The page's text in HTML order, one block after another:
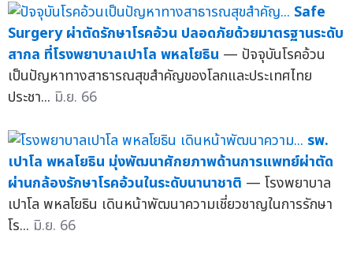
Safe
Surgery ผ่าตัดรักษาโรคอ้วน ปลอดภัยด้วยมาตรฐานระดับ
สากล ที่โรงพยาบาลเปาโล พหลโยธิน — ปัจจุบันโรคอ้วน
เป็นปัญหาทางสาธารณสุขสำคัญของโลกและประเทศไทย
ประชา... มิ.ย. 66
รพ.
เปาโล พหลโยธิน มุ่งพัฒนาศักยภาพด้านการแพทย์ผ่าตัด
ผ่านกล้องรักษาโรคอ้วนในระดับนานาชาติ — โรงพยาบาล
เปาโล พหลโยธิน เดินหน้าพัฒนาความเชี่ยวชาญในการรักษา
โร... มิ.ย. 66